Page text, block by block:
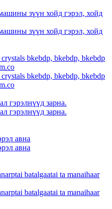
зүүн хойд гэрэл, хойд
зүүн хойд гэрэл, хойд
bkebdp, bkebdp, bkebdp
bkebdp, bkebdp, bkebdp
гэрэлнүүд зарна.
гэрэлнүүд зарна.
авна
авна
batalgaatai ta manaihaar
batalgaatai ta manaihaar